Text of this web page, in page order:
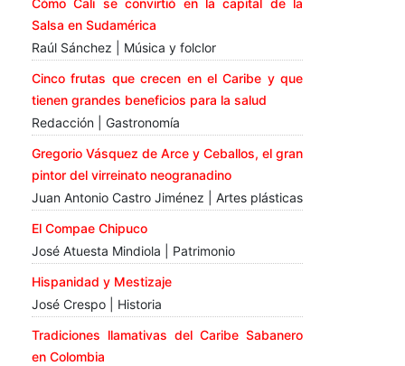
Cómo Cali se convirtió en la capital de la
Salsa en Sudamérica
Raúl Sánchez | Música y folclor
Cinco frutas que crecen en el Caribe y que
tienen grandes beneficios para la salud
Redacción | Gastronomía
Gregorio Vásquez de Arce y Ceballos, el gran
pintor del virreinato neogranadino
Juan Antonio Castro Jiménez | Artes plásticas
El Compae Chipuco
José Atuesta Mindiola | Patrimonio
Hispanidad y Mestizaje
José Crespo | Historia
Tradiciones llamativas del Caribe Sabanero
en Colombia